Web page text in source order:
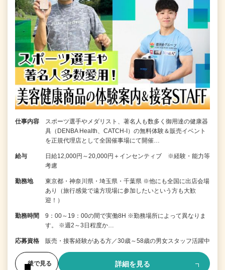
仕事内容
スポーツ選手やメダリスト、著名人も数多く御用達の健康器
具（DENBA Health、CATCH-I）の無料体験＆販売イベント
を正規代理店として全国催事場にて開催…
給与
日給12,000円～20,000円＋インセンティブ ※経験・能力等
考慮
勤務地
東京都・神奈川県・埼玉県・千葉県 ※他にも全国に出店会場
あり（旅行感覚で遠方現場に参加したいという方も大歓
迎！）
勤務時間
9：00～19：00の間で実働8H ※勤務場所によって異なりま
す。 ※週2～3日程度か…
応募資格 販売・接客経験がある方／30歳～58歳の男女スタッフ活躍中
後で見る 詳細を見る